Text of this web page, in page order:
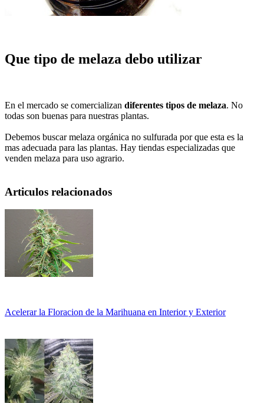
Que tipo de melaza debo utilizar
En el mercado se comercializan diferentes tipos de melaza. No
todas son buenas para nuestras plantas.
Debemos buscar melaza orgánica no sulfurada por que esta es la
mas adecuada para las plantas. Hay tiendas especializadas que
venden melaza para uso agrario.
Articulos relacionados
Acelerar la Floracion de la Marihuana en Interior y Exterior